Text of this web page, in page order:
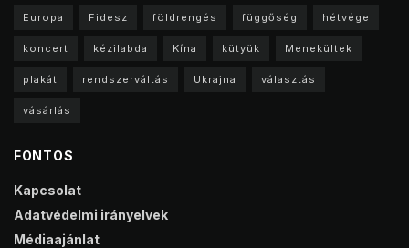
Europa Fidesz földrengés függőség hétvége
koncert kézilabda Kína kütyük Menekültek
plakát rendszerváltás Ukrajna választás
vásárlás
FONTOS
Kapcsolat
Adatvédelmi irányelvek
Médiaajánlat